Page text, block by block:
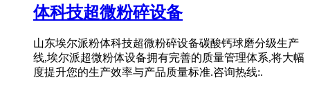
体科技超微粉碎设备
山东埃尔派粉体科技超微粉碎设备碳酸钙球磨分级生产
线,埃尔派超微粉体设备拥有完善的质量管理体系,将大幅
度提升您的生产效率与产品质量标准.咨询热线:.